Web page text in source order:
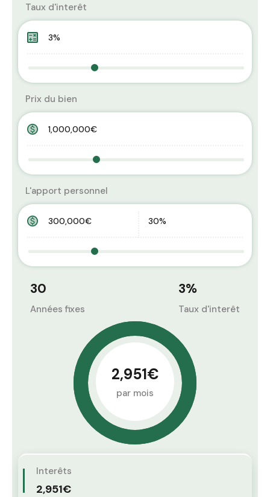
Taux d'interêt
Prix du bien
L'apport personnel
30
Années fixes
3%
Taux d'interêt
2,951€
par mois
Interêts
2,951€